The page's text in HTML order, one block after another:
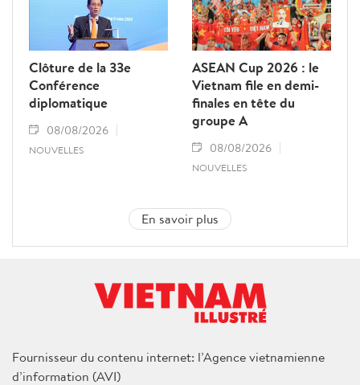
Clôture de la 33e
Conférence
diplomatique
08/08/2026
NOUVELLES
ASEAN Cup 2026 : le
Vietnam file en demi-
finales en tête du
groupe A
08/08/2026
NOUVELLES
En savoir plus
Fournisseur du contenu internet: l’Agence vietnamienne
d’information (AVI)